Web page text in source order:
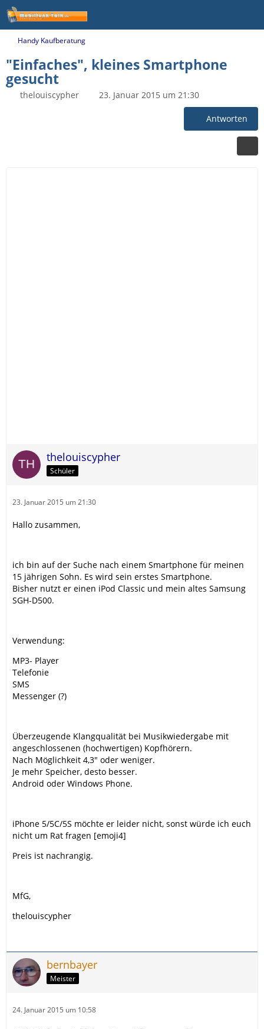
Handy Kaufberatung
"Einfaches", kleines Smartphone
gesucht
thelouiscypher 23. Januar 2015 um 21:30
Antworten
thelouiscypher
Schüler
23. Januar 2015 um 21:30
Hallo zusammen,
ich bin auf der Suche nach einem Smartphone für meinen
15 jährigen Sohn. Es wird sein erstes Smartphone.
Bisher nutzt er einen iPod Classic und mein altes Samsung
SGH-D500.
Verwendung:
MP3- Player
Telefonie
SMS
Messenger (?)
Überzeugende Klangqualität bei Musikwiedergabe mit
angeschlossenen (hochwertigen) Kopfhörern.
Nach Möglichkeit 4,3" oder weniger.
Je mehr Speicher, desto besser.
Android oder Windows Phone.
iPhone 5/5C/5S möchte er leider nicht, sonst würde ich euch
nicht um Rat fragen [emoji4]
Preis ist nachrangig.
MfG,
thelouiscypher
bernbayer
Meister
24. Januar 2015 um 10:58